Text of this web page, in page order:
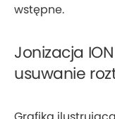
wstępne.
Jonizacja
usuwanie